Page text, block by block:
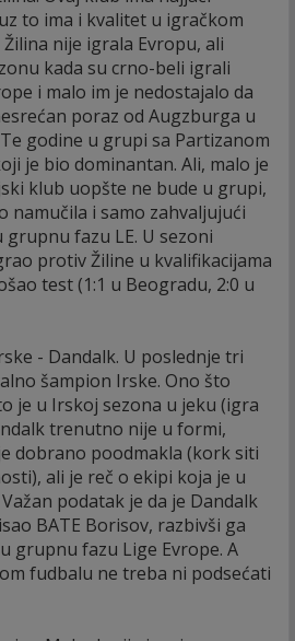
to ima i kvalitet u igračkom
nije igrala Evropu, ali
kada su crno-beli igrali
i malo im je nedostajalo da
poraz od Augzburga u
godine u grupi sa Partizanom
je bio dominantan. Ali, malo je
klub uopšte ne bude u grupi,
namučila i samo zahvaljujući
fazu LE. U sezoni
protiv Žiline u kvalifikacijama
test (1:1 u Beogradu, 2:0 u
- Dandalk. U poslednje tri
šampion Irske. Ono što
je u Irskoj sezona u jeku (igra
trenutno nije u formi,
dobrano poodmakla (kork siti
ali je reč o ekipi koja je u
podatak je da je Dandalk
BATE Borisov, razbivši ga
grupnu fazu Lige Evrope. A
fudbalu ne treba ni podsećati